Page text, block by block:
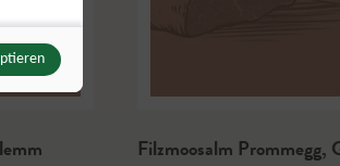
Filzmoosalm Prommegg,